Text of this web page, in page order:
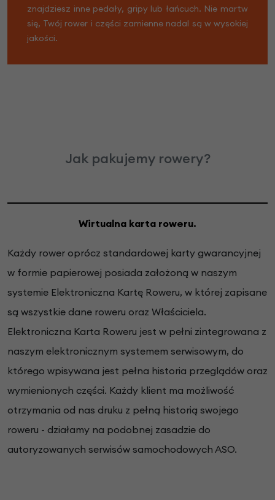
znajdziesz inne pedały, gripy lub łańcuch. Nie martw
się, Twój rower i części zamienne nadal są w wysokiej
jakości.
Jak pakujemy rowery?
Wirtualna karta roweru.
Każdy rower oprócz standardowej karty gwarancyjnej
w formie papierowej posiada założoną w naszym
systemie Elektroniczna Kartę Roweru, w której zapisane
są wszystkie dane roweru oraz Właściciela.
Elektroniczna Karta Roweru jest w pełni zintegrowana z
naszym elektronicznym systemem serwisowym, do
którego wpisywana jest pełna historia przeglądów oraz
wymienionych części. Każdy klient ma możliwość
otrzymania od nas druku z pełną historią swojego
roweru - działamy na podobnej zasadzie do
autoryzowanych serwisów samochodowych ASO.